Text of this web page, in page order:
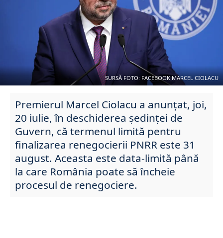
SURSĂ FOTO: FACEBOOK MARCEL CIOLACU
Premierul Marcel Ciolacu a anunțat, joi,
20 iulie, în deschiderea ședinței de
Guvern, că termenul limită pentru
finalizarea renegocierii PNRR este 31
august. Aceasta este data-limită până
la care România poate să încheie
procesul de renegociere.